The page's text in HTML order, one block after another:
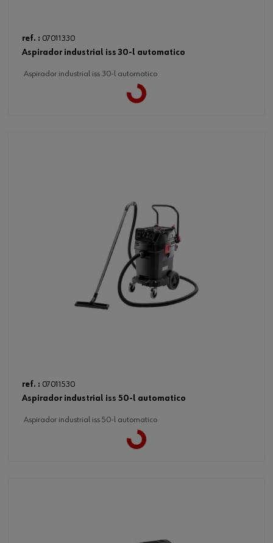
ref. : 07011330
aspirador industrial iss 30-l automatico
aspirador industrial iss 30-l automatico
Loading...
ref. : 07011530
aspirador industrial iss 50-l automatico
aspirador industrial iss 50-l automatico
Loading...